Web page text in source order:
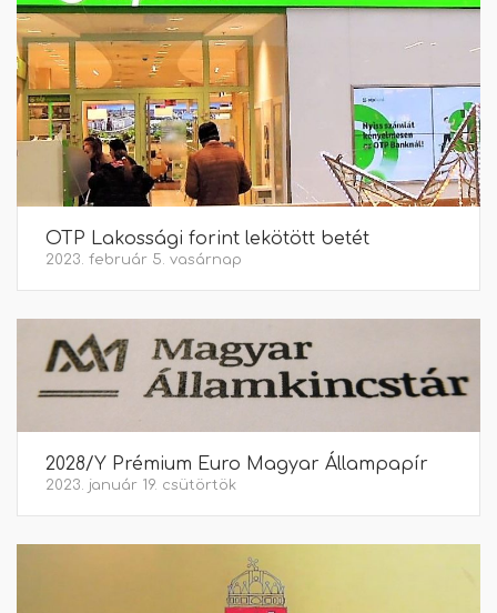
OTP Lakossági forint lekötött betét
2023. február 5. vasárnap
2028/Y Prémium Euro Magyar Állampapír
2023. január 19. csütörtök